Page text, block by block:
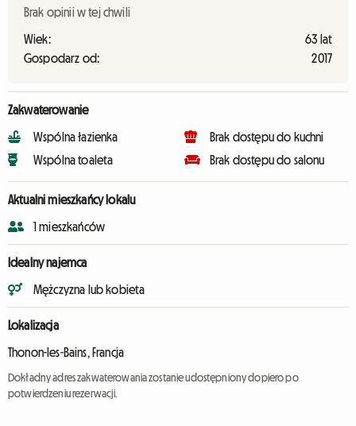
Brak opinii w tej chwili
Wiek:
63 lat
Gospodarz od:
2017
Zakwaterowanie
Wspólna łazienka
Wspólna toaleta
Brak dostępu do kuchni
Brak dostępu do salonu
Aktualni mieszkańcy lokalu
1 mieszkańców
Idealny najemca
Mężczyzna lub kobieta
Lokalizacja
Thonon-les-Bains, Francja
Dokładny adres zakwaterowania zostanie udostępniony dopiero po
potwierdzeniu rezerwacji.